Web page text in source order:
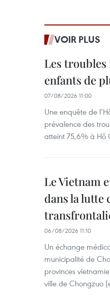
VOIR PLUS
Les
enfants de
07/08/2026 11:00
Une enquête de
prévalence des
atteint 75,6% à Hô
Le Vietnam
dans la lutte
06/08/2026 11:10
Un échange
municipalité de
provinces
ville de Chongzuo